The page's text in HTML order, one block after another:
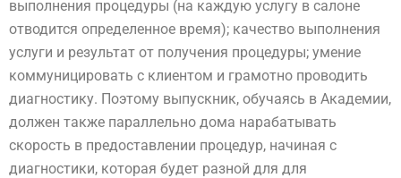
выполнения процедуры (на каждую услугу в салоне
отводится определенное время); качество выполнения
услуги и результат от получения процедуры; умение
коммуницировать с клиентом и грамотно проводить
диагностику. Поэтому выпускник, обучаясь в Академии,
должен также параллельно дома нарабатывать
скорость в предоставлении процедур, начиная с
диагностики, которая будет разной для для